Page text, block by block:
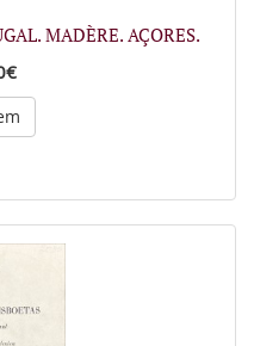
MADÈRE. AÇORES.